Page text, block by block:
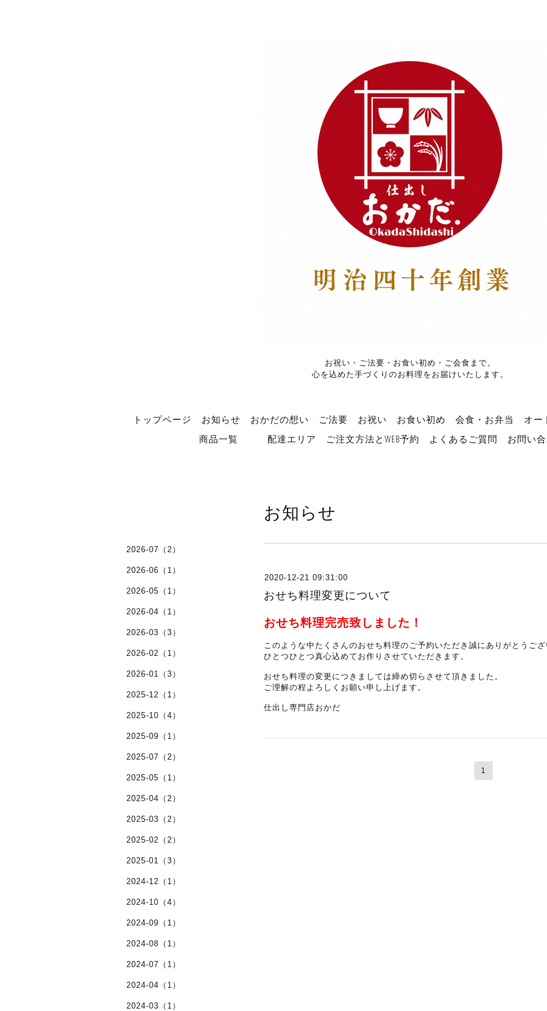
お祝い・ご法要・お食い初め・ご会食まで。
心を込めた手づくりのお料理をお届けいたします。
トップページ お知らせ おかだの想い ご法要 お祝い お食い初め 会食・お弁当
オー
商品一覧
配達エリア ご注文方法とWEB予約 よくあるご質問 お問い
お知らせ
2020-12-21 09:31:00
おせち料理変更について
おせち料理完売致しました！
このような中たくさんのおせち料理のご予約いただき誠にありがとうご
ひとつひとつ真心込めてお作りさせていただきます。
おせち料理の変更につきましては締め切らさせて頂きました。
ご理解の程よろしくお願い申し上げます。
仕出し専門店おかだ
1
2026-07（2）
2026-06（1）
2026-05（1）
2026-04（1）
2026-03（3）
2026-02（1）
2026-01（3）
2025-12（1）
2025-10（4）
2025-09（1）
2025-07（2）
2025-05（1）
2025-04（2）
2025-03（2）
2025-02（2）
2025-01（3）
2024-12（1）
2024-10（4）
2024-09（1）
2024-08（1）
2024-07（1）
2024-04（1）
2024-03（1）